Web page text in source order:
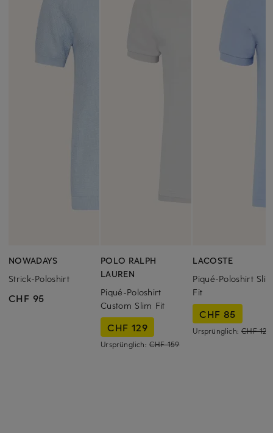
NOWADAYS
Strick-Poloshirt
CHF 95
POLO RALPH
LAUREN
Piqué-Poloshirt
Custom Slim Fit
CHF 129
Ursprünglich: CHF 159
LACOSTE
Piqué-Poloshirt
Fit
CHF 85
Ursprünglich:CHF 129